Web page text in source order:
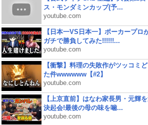
ス・モンダミンカップ(予...
youtube.com
【日本一VS日本一】ポーカープロ
ガチで勝負してみた!!!!!!...
youtube.com
【衝撃】料理の失敗作がツッコミ
た件wwwwww【#2】
youtube.com
【上京直前】はなわ家長男・元輝
決起会!最後の母の味を噛...
youtube.com